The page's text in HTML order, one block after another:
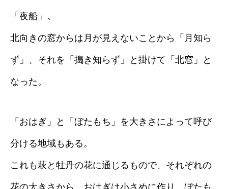
「夜船」。
北向きの窓からは月が見えないことから「月知ら
ず」、それを「搗き知らず」と掛けて「北窓」と
なった。
「おはぎ」と「ぼたもち」を大きさによって呼び
分ける地域もある。
これも萩と牡丹の花に通じるもので、それぞれの
花の大きさから、おはぎは小さめに作り、ぼたも